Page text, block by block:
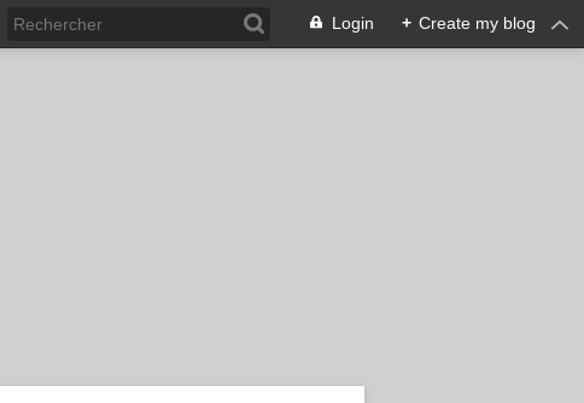
Login + Create my blog